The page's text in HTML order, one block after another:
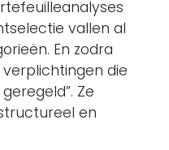
vallen al
En zodra
die
Ze
en